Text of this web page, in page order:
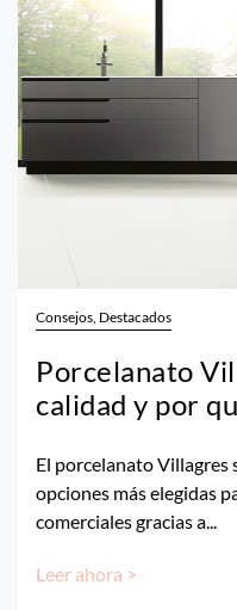
Consejos, Destacados
Porcelanato
calidad y por
El porcelanato Villagres
opciones más elegidas
comerciales gracias a...
Leer ahora >